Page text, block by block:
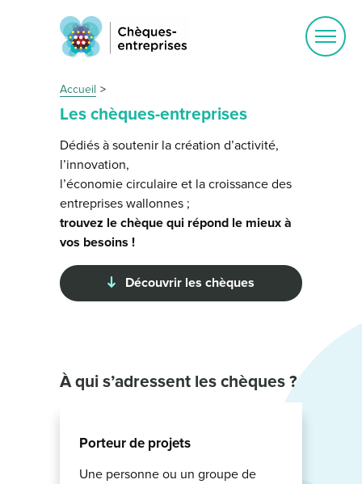
Accueil
Les chèques-entreprises
Dédiés à soutenir la création d’activité,
l’innovation,
l’économie circulaire et la croissance des
entreprises wallonnes ;
trouvez le chèque qui répond le mieux à
vos besoins !
Découvrir les chèques
À qui s’adressent les chèques ?
Porteur de projets
Une personne ou un groupe de
Ouvrir
le